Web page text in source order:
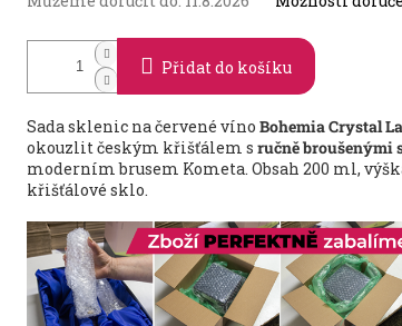
Přidat do košíku
Sada sklenic na červené víno Bohemia Crystal
okouzlit českým křišťálem sručně broušenými
moderním brusem Kometa. Obsah 200 ml,
křišťálové sklo.